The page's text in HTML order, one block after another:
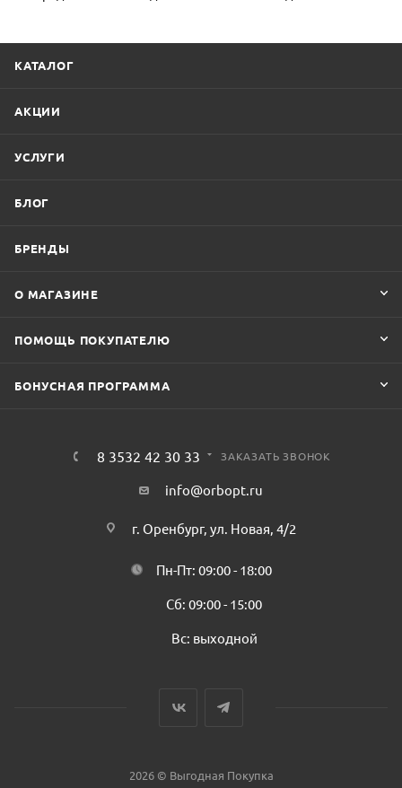
КАТАЛОГ
АКЦИИ
УСЛУГИ
БЛОГ
БРЕНДЫ
О МАГАЗИНЕ
ПОМОЩЬ ПОКУПАТЕЛЮ
БОНУСНАЯ ПРОГРАММА
8 3532 42 30 33 ЗАКАЗАТЬ ЗВОНОК
info@orbopt.ru
г. Оренбург, ул. Новая, 4/2
Пн-Пт: 09:00 - 18:00
Сб: 09:00 - 15:00
Вс: выходной
2026 © Выгодная Покупка